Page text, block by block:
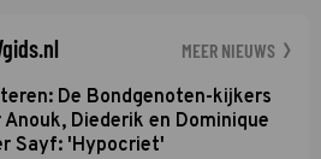
MEER NIEUWS
De Bondgenoten-kijkers
Diederik en Dominique
Sayf: 'Hypocriet'